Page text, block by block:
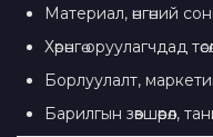
Материал, өнгөний
Хөрөнгө оруулагчдад
Борлуулалт,
Барилгын зөвшөөрөл,